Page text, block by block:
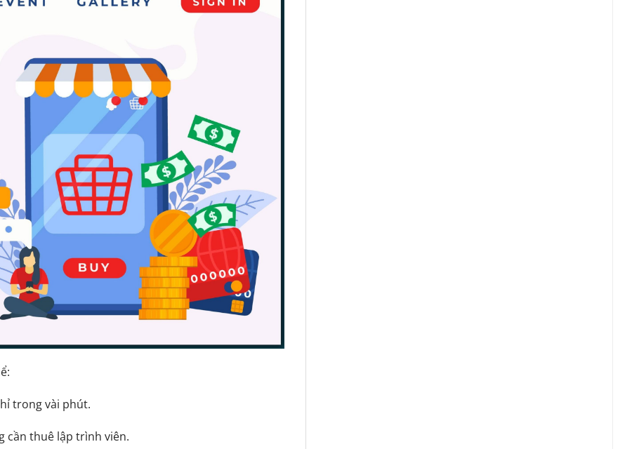
trong vài phút.
cần thuê lập trình viên.